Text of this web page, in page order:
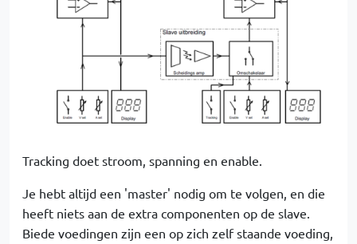
Tracking doet stroom, spanning en enable.
Je hebt altijd een 'master' nodig om te volgen, en die
heeft niets aan de extra componenten op de slave.
Biede voedingen zijn een op zich zelf staande voeding,